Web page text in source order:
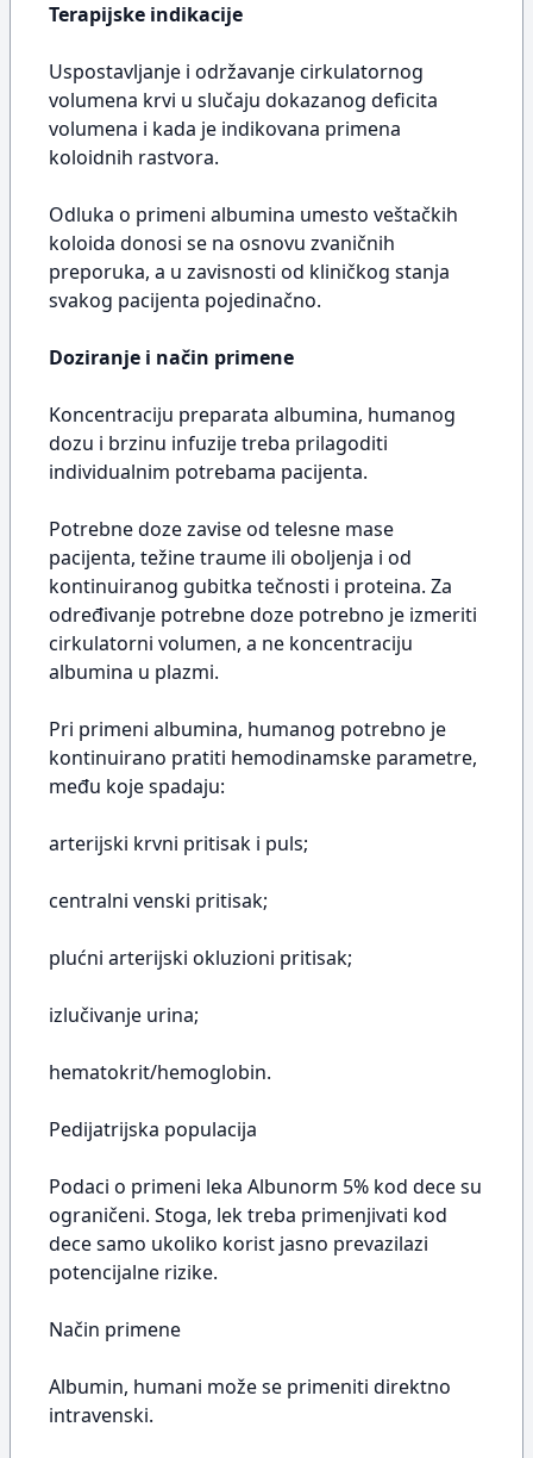
Terapijske indikacije
Uspostavljanje i održavanje cirkulatornog
volumena krvi u slučaju dokazanog deficita
volumena i kada je indikovana primena
koloidnih rastvora.
Odluka o primeni albumina umesto veštačkih
koloida donosi se na osnovu zvaničnih
preporuka, a u zavisnosti od kliničkog stanja
svakog pacijenta pojedinačno.
Doziranje i način primene
Koncentraciju preparata albumina, humanog
dozu i brzinu infuzije treba prilagoditi
individualnim potrebama pacijenta.
Potrebne doze zavise od telesne mase
pacijenta, težine traume ili oboljenja i od
kontinuiranog gubitka tečnosti i proteina. Za
određivanje potrebne doze potrebno je izmeriti
cirkulatorni volumen, a ne koncentraciju
albumina u plazmi.
Pri primeni albumina, humanog potrebno je
kontinuirano pratiti hemodinamske parametre,
među koje spadaju:
arterijski krvni pritisak i puls;
centralni venski pritisak;
plućni arterijski okluzioni pritisak;
izlučivanje urina;
hematokrit/hemoglobin.
Pedijatrijska populacija
Podaci o primeni leka Albunorm 5% kod dece su
ograničeni. Stoga, lek treba primenjivati kod
dece samo ukoliko korist jasno prevazilazi
potencijalne rizike.
Način primene
Albumin, humani može se primeniti direktno
intravenski.